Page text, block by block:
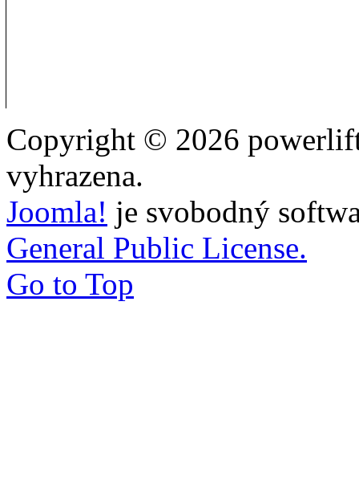
Copyright © 2026
vyhrazena.
Joomla! je svobodný
General Public License.
Go to Top